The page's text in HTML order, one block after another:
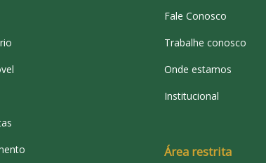
Fale Conosco
Trabalhe conosco
Onde estamos
Institucional
Área restrita